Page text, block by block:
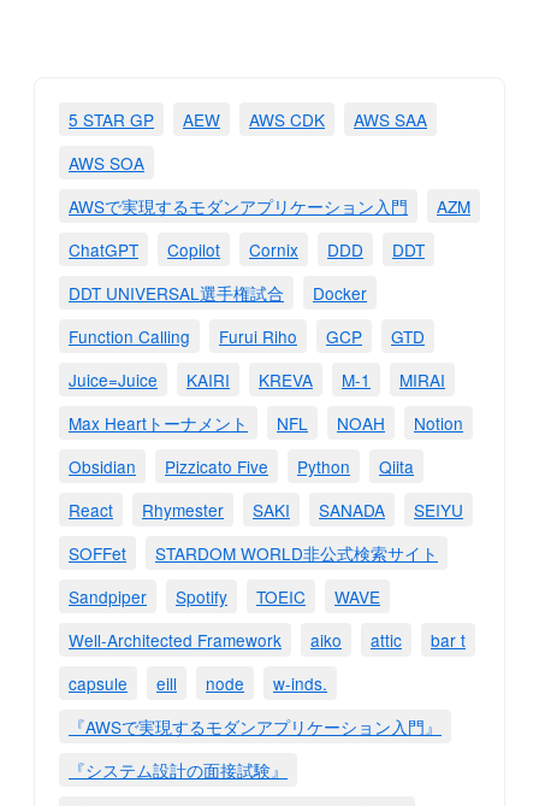
5 STAR GP AEW AWS CDK
AWS SAA
AWS SOA
AWSで実現するモダンアプリケーション入門
AZM
ChatGPT
Copilot Cornix DDD
DDT
DDT UNIVERSAL選手権試合
Docker
Function Calling
Furui Riho GCP
GTD
Juice=Juice
KAIRI KREVA M-1
MIRAI
Max Heartトーナメント
NFL NOAH
Notion
Obsidian
Pizzicato Five Python
Qiita
React
Rhymester SAKI SANADA
SEIYU
SOFFet
STARDOM WORLD非公式検索サイト
Sandpiper
Spotify TOEIC
WAVE
Well-Architected Framework
aiko attic
bar t
capsule
eill node
w-inds.
『AWSで実現するモダンアプリケーション入門』
『システム設計の面接試験』